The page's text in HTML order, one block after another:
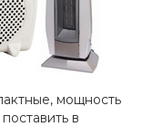
мощность
в